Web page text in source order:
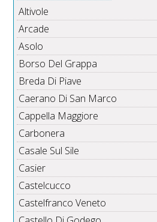
Altivole
Arcade
Asolo
Borso Del Grappa
Breda Di Piave
Caerano Di San Marco
Cappella Maggiore
Carbonera
Casale Sul Sile
Casier
Castelcucco
Castelfranco Veneto